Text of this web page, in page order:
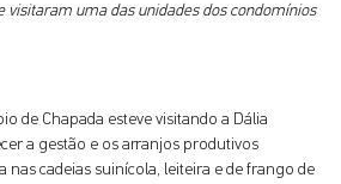
visitaram uma das unidades dos condomínios
de Chapada esteve visitando a Dália
a gestão e os arranjos produtivos
nas cadeias suinícola, leiteira e de frango de